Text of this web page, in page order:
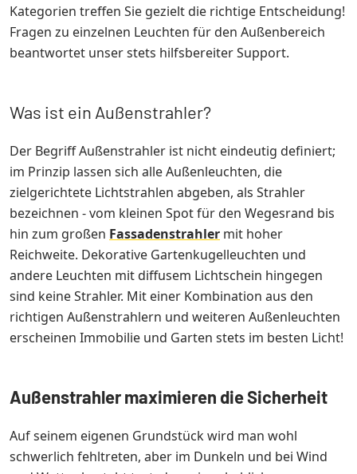
Kategorien treffen Sie gezielt die richtige Entscheidung!
Fragen zu einzelnen Leuchten für den Außenbereich
beantwortet unser stets hilfsbereiter Support.
Was ist ein Außenstrahler?
Der Begriff Außenstrahler ist nicht eindeutig definiert;
im Prinzip lassen sich alle Außenleuchten, die
zielgerichtete Lichtstrahlen abgeben, als Strahler
bezeichnen - vom kleinen Spot für den Wegesrand bis
hin zum großen Fassadenstrahler mit hoher
Reichweite. Dekorative Gartenkugelleuchten und
andere Leuchten mit diffusem Lichtschein hingegen
sind keine Strahler. Mit einer Kombination aus den
richtigen Außenstrahlern und weiteren Außenleuchten
erscheinen Immobilie und Garten stets im besten Licht!
Außenstrahler maximieren die Sicherheit
Auf seinem eigenen Grundstück wird man wohl
schwerlich fehltreten, aber im Dunkeln und bei Wind